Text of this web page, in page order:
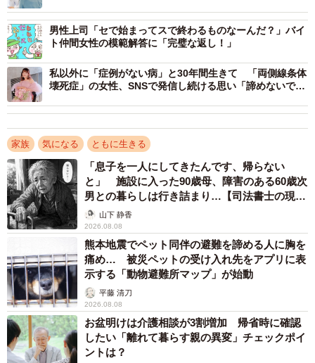
索硬化症（ALS）」でもあった。ヘルパーがいない時、小
籔さんは家事をしたり、母親の外出に付き添ったりと献身
的なケアをしていたという。
ただ、発達障害の特性からか、相手の話を最後まで聞かず
に自分の話をしたり、思い込みが激しくて誤解を招いたり
し、母親とギクシャクすることは多かった。会話が上手く
噛み合わず、母親から「人の話聞いてない」や「人として
ちゃんとして」など、厳しい指摘を受けることもあったと
いう。
男性上司「セで始まってスで終わるものなーんだ？」バイ
ト仲間女性の模範解答に「完璧な返し！」
私以外に「症例がない病」と30年間生きて 「両側線条体
壊死症」の女性、SNSで発信し続ける思い「諦めないで、
家族 気になる ともに生きる
「息子を一人にしてきたんです、帰らない
と」 施設に入った90歳母、障害のある60歳次
男との暮らしは行き詰まり…【司法書士の現場
から】山下 静香
2026.08.08
熊本地震でペット同伴の避難を諦める人に胸を
痛め… 被災ペットの受け入れ先をアプリに表
示する「動物避難所マップ」が始動
平藤 清刀
2026.08.08
お盆明けは介護相談が3割増加 帰省時に確認
したい「離れて暮らす親の異変」チェックポイ
ントは？